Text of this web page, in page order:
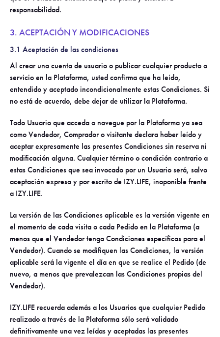
responsabilidad.
3. ACEPTACIÓN Y MODIFICACIONES
3.1 Aceptación de las condiciones
Al crear una cuenta de usuario o publicar cualquier producto o
servicio en la Plataforma, usted confirma que ha leído,
entendido y aceptado incondicionalmente estas Condiciones. Si
no está de acuerdo, debe dejar de utilizar la Plataforma.
Todo Usuario que acceda o navegue por la Plataforma ya sea
como Vendedor, Comprador o visitante declara haber leído y
aceptar expresamente las presentes Condiciones sin reserva ni
modificación alguna. Cualquier término o condición contrario a
estas Condiciones que sea invocado por un Usuario será, salvo
aceptación expresa y por escrito de IZY.LIFE, inoponible frente
a IZY.LIFE.
La versión de las Condiciones aplicable es la versión vigente en
el momento de cada visita o cada Pedido en la Plataforma (a
menos que el Vendedor tenga Condiciones específicas para el
Vendedor). Cuando se modifiquen las Condiciones, la versión
aplicable será la vigente el día en que se realice el Pedido (de
nuevo, a menos que prevalezcan las Condiciones propias del
Vendedor).
IZY.LIFE recuerda además a los Usuarios que cualquier Pedido
realizado a través de la Plataforma sólo será validado
definitivamente una vez leídas y aceptadas las presentes